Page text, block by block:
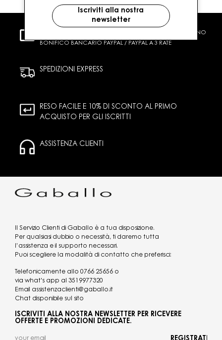
CARTA DI CREDITO CONTRASSEGNO
BONIFICO BANCARIO PAYPAL / PAYPAL A 3 RATE
SPEDIZIONI EXPRESS
RESO FACILE E 10% DI SCONTO AL PRIMO
ACQUISTO PER GLI ISCRITTI
ASSISTENZA CLIENTI
Il Servizio Clienti di Gaballo è a tua disposizione.
Per qualsiasi dubbio o necessità, ti daremo tutta
l’assistenza e il supporto necessari.
Puoi scegliere la modalità di contatto che preferisci:
Telefonicamente allo 0766 25656 o
via what's app al 3519977320
Email assistenzaclienti@gaballo.it
Chat disponibile sul sito
ISCRIVITI ALLA NOSTRA NEWSLETTER PER RICEVERE
OFFERTE E PROMOZIONI DEDICATE.
Iscriviti alla nostra
newsletter